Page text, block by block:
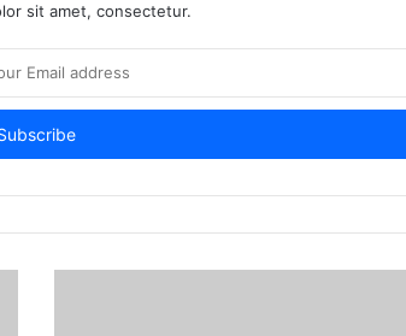
sit amet, consectetur.